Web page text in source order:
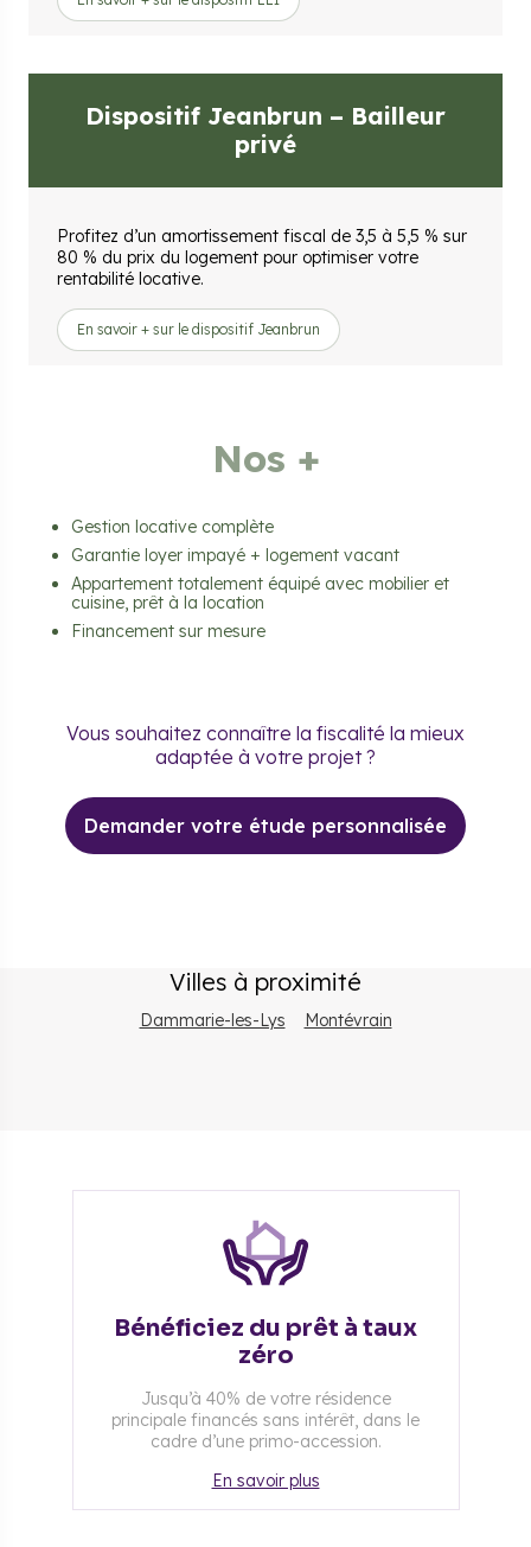
Dispositif Jeanbrun – Bailleur
privé
Profitez d’un amortissement fiscal de 3,5 à 5,5 % sur
80 % du prix du logement pour optimiser votre
rentabilité locative.
En savoir + sur le dispositif Jeanbrun
Nos +
Gestion locative complète
Garantie loyer impayé + logement vacant
Appartement totalement équipé avec mobilier et
cuisine, prêt à la location
Financement sur mesure
Vous souhaitez connaître la fiscalité la mieux
adaptée à votre projet ?
Demander votre étude personnalisée
Villes à proximité
Dammarie-les-Lys Montévrain
Bénéficiez du prêt à taux
zéro
Jusqu’à 40% de votre résidence
principale financés sans intérêt, dans le
cadre d’une primo-accession.
En savoir plus